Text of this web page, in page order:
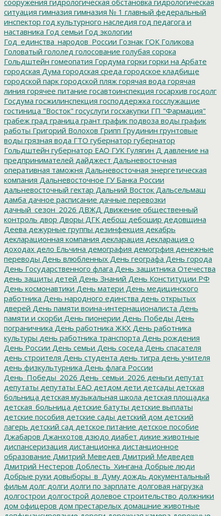
ситуация гимназия гимназия № 1 главный федеральный
инспектор год культурного наследия год педагога и
наставника Год семьи Год экологии
Год_единства_народов_России Гознак ГОК Голикова
Головатый гололед голосование голубая сорока
Гольдштейн гомеопатия Гордума горки горки на Арбате
городская Дума городская среда городское кладбище
городской парк городской пляж горячая вода горячая
линия горячее питание госавтоинспекция госархив госдолг
Госдума госжилинспекция господдержка госслужащие
гостиница "Восток" госуслуги госхакупки ГП "Фармация"
грабеж град граница грант график подвоза воды график
работы Григорий Волохов Грипп Грудинин грунтовые
воды грязная вода ГТО губернатор губернатор
Гольдштейн губернатор ЕАО ГУК Гулягин Д давление на
предпринимателей дайджест Дальневосточная
оперативная таможня Дальневосточная энергетическая
компания Дальневосточное ГУ Банка России
дальневосточный гектар Дальний Восток Дальсельмаш
дамба дачное расписание дачные перевозки
дачный_сезон_2026 ДВЖД Движение общественный
контроль двор Дворы ДГК дебош дебошир дедовщина
Деева дежурные группы дезинфекция декабрь
декларационная компания декларация декларация о
доходах дело Ельчина демография демогрфия денежные
переводы День влюбленных День географа День города
День Государственного флага День защитника Отечества
день защиты детей День Знаний День Конституции РФ
День космонавтики День матери День медицинского
работника День народного единства день открытых
дверей День памяти воина-интернационалиста День
памяти и скорби День пионерии День Победы День
пограничника День работника ЖКХ День работника
культуры день работника транспорта День рождения
День России День семьи День соседа День спасателя
день строителя День студента день тигра день учителя
день физкультурника День флага России
День_Победы_2026 День_семьи_2026 деньги депутат
депутаты депутаты ЕАО детдом дети детсады детская
больница детская музыкальная школа детская площадка
детская_больница детские батуты детские выплаты
детские пособия детские сады детский дом детский
лагерь детский сад детское питание детское пособие
Джабаров Джанхотов дзюдо диабет дикие животные
диспансеризация дистанционка дистанционное
образование Дмитрий Меведев Дмитрий Медведев
Дмитрий Нестеров Доблесть_Хингана Добрые люди
Добрые руки довыборы_в_Думу дождь документальный
фильм долг долги долги по зарплате долговая нагрузка
долгострои долгострой долевое строительство должники
дом офицеров дом престарелых домашние животные